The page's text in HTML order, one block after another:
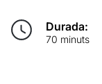
Durada:
70 minuts